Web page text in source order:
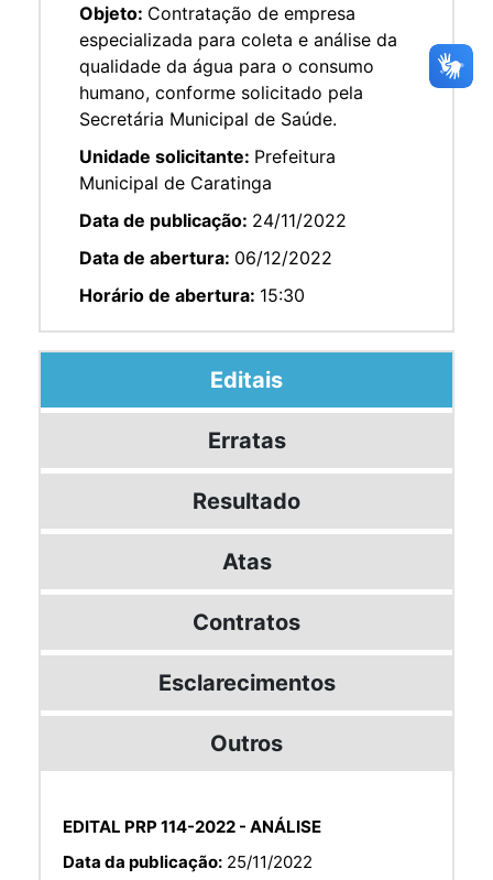
Objeto: Contratação de empresa
especializada para coleta e análise da
qualidade da água para o consumo
humano, conforme solicitado pela
Secretária Municipal de Saúde.
Unidade solicitante: Prefeitura
Municipal de Caratinga
Data de publicação: 24/11/2022
Data de abertura: 06/12/2022
Horário de abertura: 15:30
Editais
Erratas
Resultado
Atas
Contratos
Esclarecimentos
Outros
EDITAL PRP 114-2022 - ANÁLISE
Data da publicação: 25/11/2022